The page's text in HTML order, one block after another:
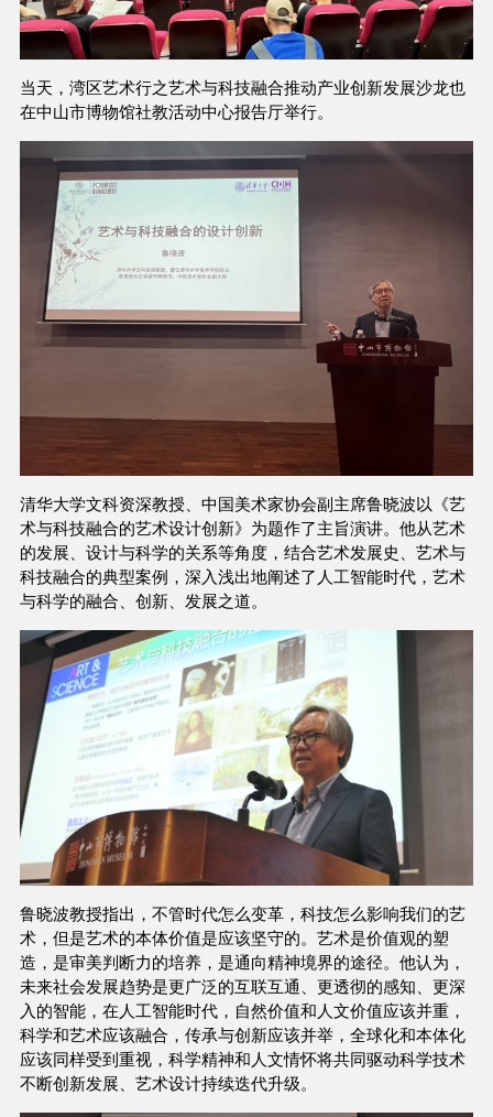
当天，湾区艺术行之艺术与科技融合推动产业创新发展沙龙也
在中山市博物馆社教活动中心报告厅举行。
清华大学文科资深教授、中国美术家协会副主席鲁晓波以《艺
术与科技融合的艺术设计创新》为题作了主旨演讲。他从艺术
的发展、设计与科学的关系等角度，结合艺术发展史、艺术与
科技融合的典型案例，深入浅出地阐述了人工智能时代，艺术
与科学的融合、创新、发展之道。
鲁晓波教授指出，不管时代怎么变革，科技怎么影响我们的艺
术，但是艺术的本体价值是应该坚守的。艺术是价值观的塑
造，是审美判断力的培养，是通向精神境界的途径。他认为，
未来社会发展趋势是更广泛的互联互通、更透彻的感知、更深
入的智能，在人工智能时代，自然价值和人文价值应该并重，
科学和艺术应该融合，传承与创新应该并举，全球化和本体化
应该同样受到重视，科学精神和人文情怀将共同驱动科学技术
不断创新发展、艺术设计持续迭代升级。